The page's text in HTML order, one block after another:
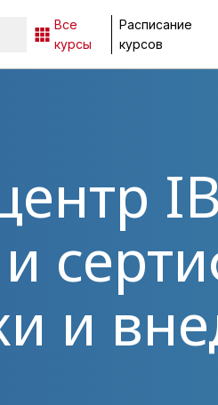
Все
курсы
Расписание
курсов
и